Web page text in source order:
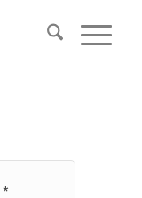
*